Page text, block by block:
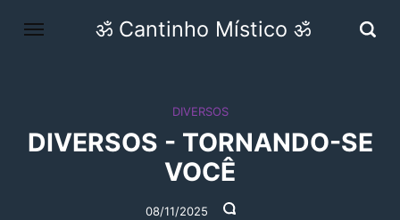
ॐ Cantinho Místico ॐ
DIVERSOS
DIVERSOS - TORNANDO-SE
VOCÊ
08/11/2025